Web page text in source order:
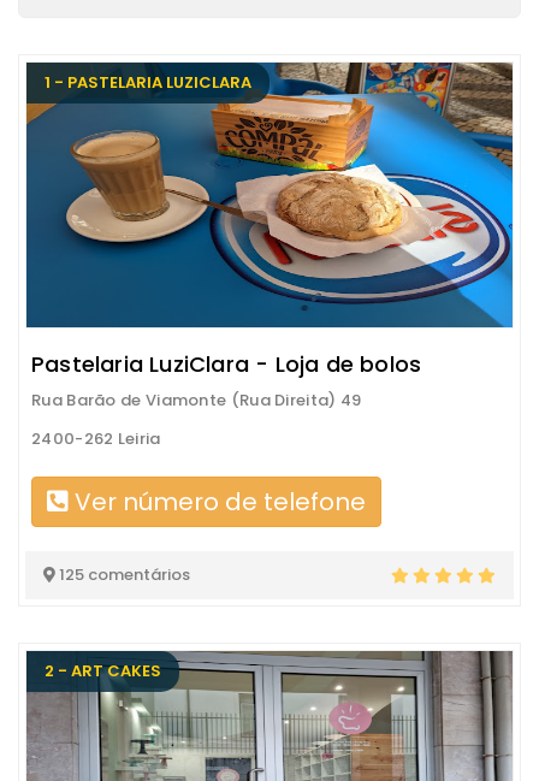
1 - PASTELARIA LUZICLARA
Pastelaria LuziClara - Loja de bolos
Rua Barão de Viamonte (Rua Direita) 49
2400-262 Leiria
Ver número de telefone
125 comentários
2 - ART CAKES